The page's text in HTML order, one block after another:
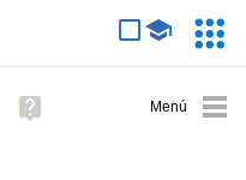
avanzada
Ayuda
(en